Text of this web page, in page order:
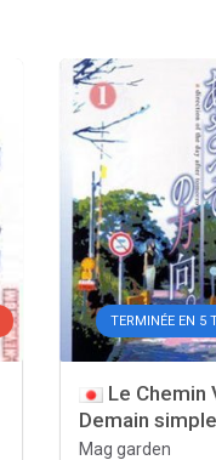
TERMINÉE EN 5
Le Chemin
Demain simple
Mag garden